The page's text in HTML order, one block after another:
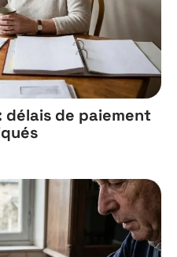
délais de paiement